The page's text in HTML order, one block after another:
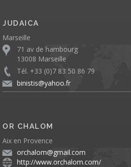
JUDAICA
Marseille
71 av de hambourg
13008 Marseille
Tél. +33 (0)7 83 50 86 79
binistis@yahoo.fr
OR CHALOM
Aix en Provence
orchalom@gmail.com
http://www.orchalom.com/